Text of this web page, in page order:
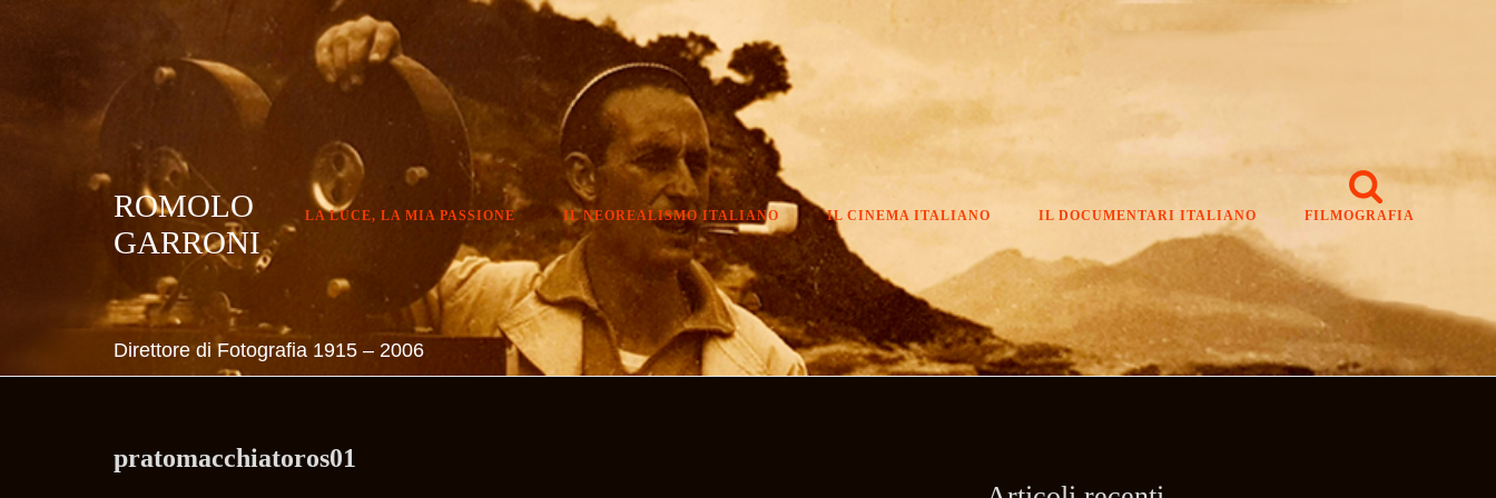
ROMOLO
GARRONI
Direttore di Fotografia 1915 – 2006
LA LUCE, LA MIA PASSIONE IL NEOREALISMO ITALIANO IL CINEMA ITALIANO IL DOCUMENTARI ITALIANO FILMOGRAFIA
pratomacchiatoros01